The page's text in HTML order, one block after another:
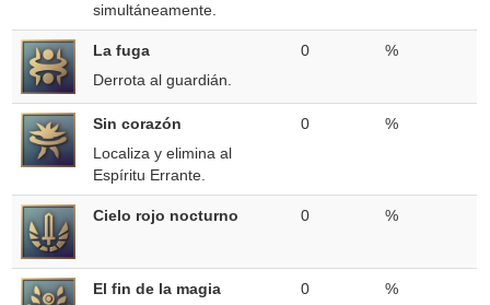
simultáneamente.
La fuga
Derrota al guardián.
0 %
Sin corazón
Localiza y elimina al
Espíritu Errante.
0 %
Cielo rojo nocturno 0 %
El fin de la magia 0 %